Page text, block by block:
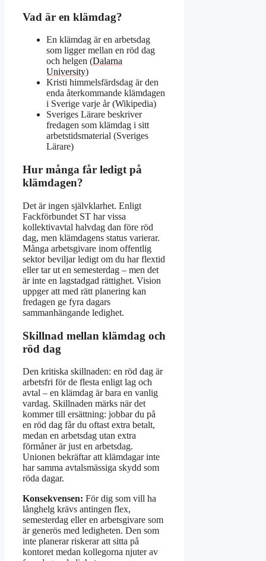
Vad är en klämdag?
En klämdag är en arbetsdag
som ligger mellan en röd dag
och helgen (Dalarna
University)
Kristi himmelsfärdsdag är den
enda återkommande klämdagen
i Sverige varje år (Wikipedia)
Sveriges Lärare beskriver
fredagen som klämdag i sitt
arbetstidsmaterial (Sveriges
Lärare)
Hur många får ledigt på
klämdagen?
Det är ingen självklarhet. Enligt
Fackförbundet ST har vissa
kollektivavtal halvdag dan före röd
dag, men klämdagens status varierar.
Många arbetsgivare inom offentlig
sektor beviljar ledigt om du har flextid
eller tar ut en semesterdag – men det
är inte en lagstadgad rättighet. Vision
uppger att med rätt planering kan
fredagen ge fyra dagars
sammanhängande ledighet.
Skillnad mellan klämdag och
röd dag
Den kritiska skillnaden: en röd dag är
arbetsfri för de flesta enligt lag och
avtal – en klämdag är bara en vanlig
vardag. Skillnaden märks när det
kommer till ersättning: jobbar du på
en röd dag får du oftast extra betalt,
medan en arbetsdag utan extra
förmåner är just en arbetsdag.
Unionen bekräftar att klämdagar inte
har samma avtalsmässiga skydd som
röda dagar.
Konsekvensen: För dig som vill ha
långhelg krävs antingen flex,
semesterdag eller en arbetsgivare som
är generös med ledigheten. Den som
inte planerar riskerar att sitta på
kontoret medan kollegorna njuter av